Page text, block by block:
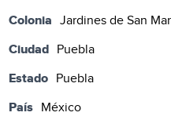
Colonia Jardines de San
Ciudad Puebla
Estado Puebla
País México